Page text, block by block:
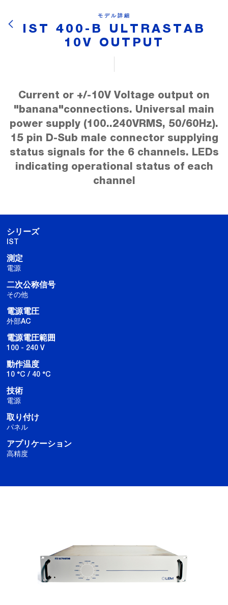
モデル詳細
IST 400-B ULTRASTAB
10V OUTPUT
Current or +/-10V Voltage output on
"banana"connections. Universal main
power supply (100..240VRMS, 50/60Hz).
15 pin D-Sub male connector supplying
status signals for the 6 channels. LEDs
indicating operational status of each
channel
シリーズ
IST
測定
電源
二次公称信号
その他
電源電圧
外部AC
電源電圧範囲
100 - 240 V
動作温度
10 °C / 40 °C
技術
電源
取り付け
パネル
アプリケーション
高精度